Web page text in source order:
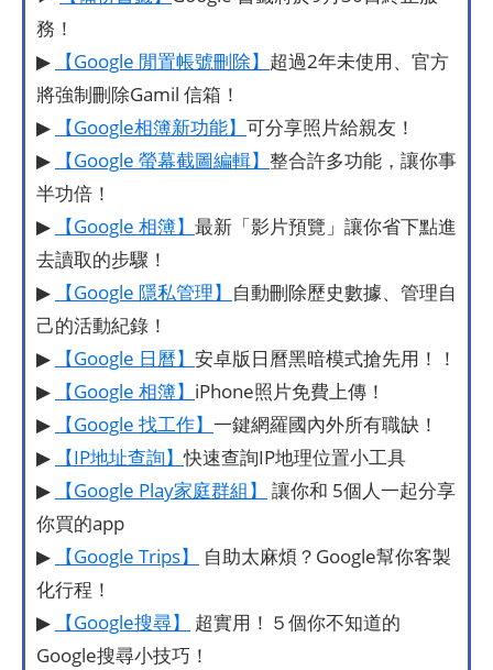
務！
▶
【Google 閒置帳號刪除】 超過2年未使用、官方
將強制刪除Gamil 信箱！
▶
【Google相簿新功能】 可分享照片給親友！
▶
【Google 螢幕截圖編輯】 整合許多功能，讓你事
半功倍！
▶
【Google 相簿】 最新「影片預覽」讓你省下點進
去讀取的步驟！
▶
【Google 隱私管理】 自動刪除歷史數據、管理自
己的活動紀錄！
▶
【Google 日曆】 安卓版日曆黑暗模式搶先用！！
▶
【Google 相簿】 iPhone照片免費上傳！
▶
【Google 找工作】 一鍵網羅國內外所有職缺！
▶
【IP地址查詢】快速查詢IP地理位置小工具
▶
【Google Play家庭群組】
讓你和 5個人一起分享
你買的app
▶
【Google Trips】
自助太麻煩？Google幫你客製
化行程！
▶
【Google搜尋】
超實用！５個你不知道的
Google搜尋小技巧！